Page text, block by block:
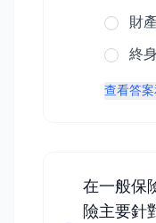
財
終
查看答
在一般保
險主要針